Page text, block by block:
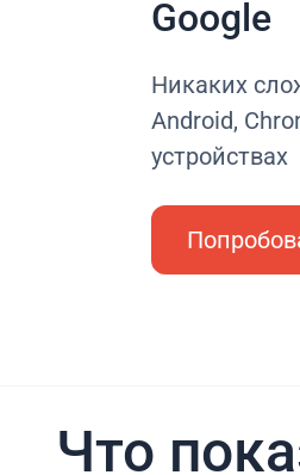
Google
Никаких
Android,
устройствах
Что